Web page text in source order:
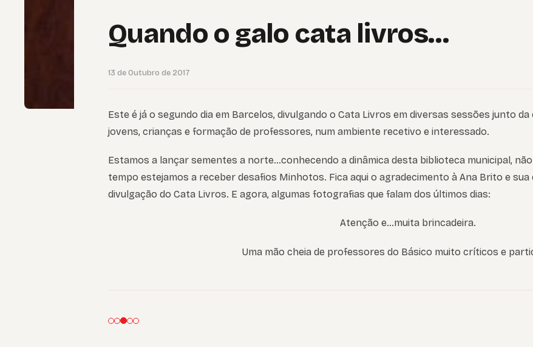
Quando o galo cata livros…
13 de Outubro de 2017
Este é já o segundo dia em Barcelos, divulgando o Cata Livros em diversas sessões junto
jovens, crianças e formação de professores, num ambiente recetivo e interessado.
Estamos a lançar sementes a norte…conhecendo a dinâmica desta biblioteca municipal,
tempo estejamos a receber desafios Minhotos. Fica aqui o agradecimento à Ana Brito e
divulgação do Cata Livros. E agora, algumas fotografias que falam dos últimos dias:
Atenção e…muita brincadeira.
Uma mão cheia de professores do Básico muito críticos e